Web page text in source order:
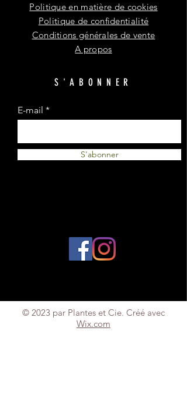
Politique en matière de cookies
Politique de confidentialité
Conditions générales de vente
A propos
S'ABONNER
E-mail
S'abonner
© 2023 par Plantes et Cie. Créé avec
Wix.com